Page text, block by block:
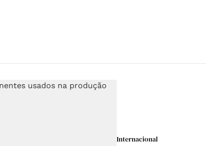
Internacional